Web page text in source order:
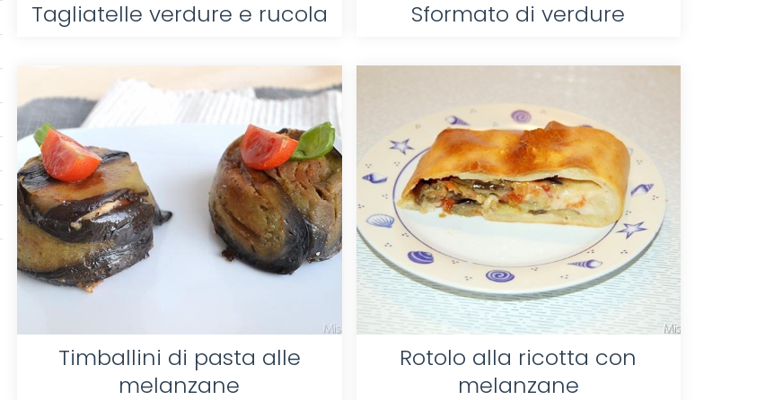
Tagliatelle verdure e rucola Sformato di verdure
Timballini di pasta alle
melanzane
Rotolo alla ricotta con
melanzane